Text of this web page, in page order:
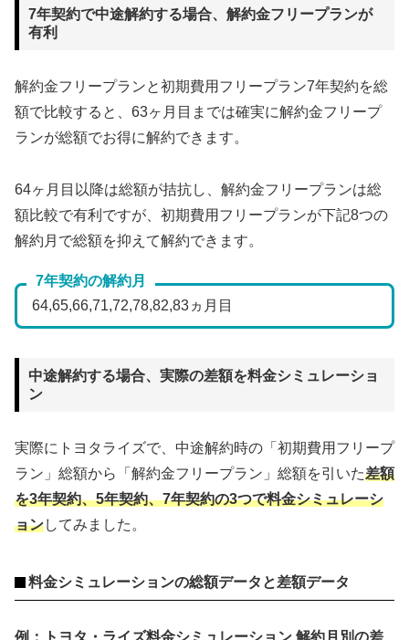
7年契約で中途解約する場合、解約金フリープランが
有利
解約金フリープランと初期費用フリープラン7年契約を総
額で比較すると、63ヶ月目までは確実に解約金フリープ
ランが総額でお得に解約できます。
64ヶ月目以降は総額が拮抗し、解約金フリープランは総
額比較で有利ですが、初期費用フリープランが下記8つの
解約月で総額を抑えて解約できます。
7年契約の解約月
64,65,66,71,72,78,82,83ヵ月目
中途解約する場合、実際の差額を料金シミュレーショ
ン
実際にトヨタライズで、中途解約時の「初期費用フリープ
ラン」総額から「解約金フリープラン」総額を引いた差額
を3年契約、5年契約、7年契約の3つで料金シミュレーシ
ョンしてみました。
料金シミュレーションの総額データと差額データ
例：トヨタ・ライズ料金シミュレーション 解約月別の差